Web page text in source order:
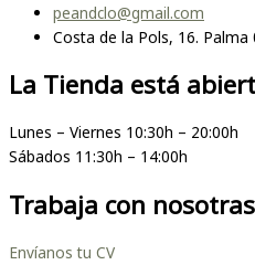
peandclo@gmail.com
Costa de la Pols, 16. Palma
La Tienda está
Lunes – Viernes 10:30h – 20:00h
Sábados 11:30h – 14:00h
Trabaja con
Envíanos tu CV